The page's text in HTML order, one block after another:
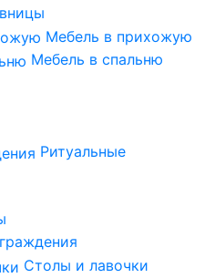
Мебель в прихожую
Мебель в спальню
Ритуальные
Столы и лавочки